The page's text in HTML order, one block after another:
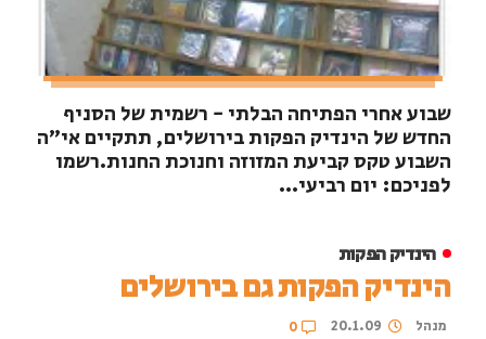
שבוע אחרי הפתיחה הבלתי - רשמית של הסניף
החדש של הינדיק הפקות בירושלים, תתקיים אי"ה
השבוע טקס קביעת המזוזה וחנוכת החנות.רשמו
לפניכם: יום רביעי...
הינדיק הפקות
הינדיק הפקות גם בירושלים
מנהל 20.1.09
0